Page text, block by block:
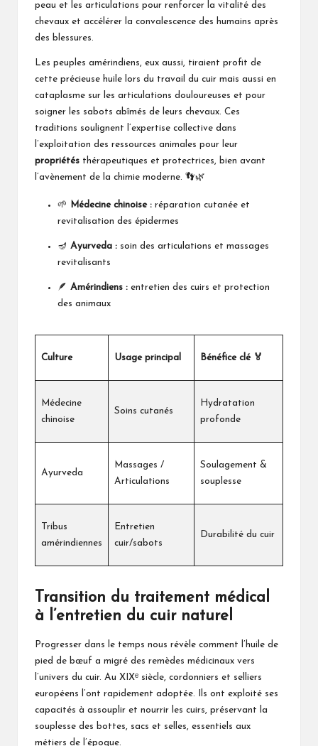
peau et les articulations pour renforcer la vitalité des
chevaux et accélérer la convalescence des humains après
des blessures.
Les peuples amérindiens, eux aussi, tiraient profit de
cette précieuse huile lors du travail du cuir mais aussi en
cataplasme sur les articulations douloureuses et pour
soigner les sabots abîmés de leurs chevaux. Ces
traditions soulignent l’expertise collective dans
l’exploitation des ressources animales pour leur
propriétés thérapeutiques et protectrices, bien avant
l’avènement de la chimie moderne. 👣🌿
🌱 Médecine chinoise : réparation cutanée et
revitalisation des épidermes
🪔 Ayurveda : soin des articulations et massages
revitalisants
🪶 Amérindiens : entretien des cuirs et protection
des animaux
Culture Usage principal Bénéfice clé 🏅
Médecine
chinoise
Soins cutanés
Hydratation
profonde
Ayurveda
Massages /
Articulations
Soulagement &
souplesse
Tribus
amérindiennes
Entretien
cuir/sabots
Durabilité du cuir
Transition du traitement médical
à l’entretien du cuir naturel
Progresser dans le temps nous révèle comment l’huile de
pied de bœuf a migré des remèdes médicinaux vers
l’univers du cuir. Au XIXᵉ siècle, cordonniers et selliers
européens l’ont rapidement adoptée. Ils ont exploité ses
capacités à assouplir et nourrir les cuirs, préservant la
souplesse des bottes, sacs et selles, essentiels aux
métiers de l’époque.